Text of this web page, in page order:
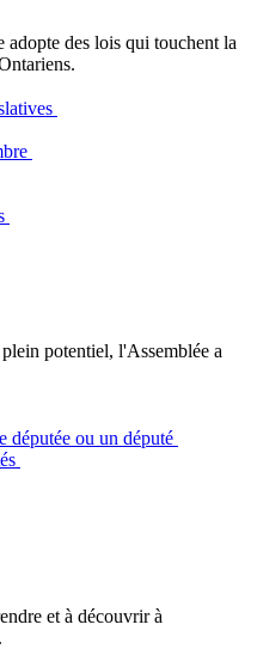
des lois qui touchent la
potentiel, l'Assemblée a
députée ou un député
et à découvrir à